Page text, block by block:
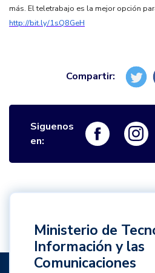
más. El teletrabajo es la mejor opción
http://bit.ly/1sQ8GeH
Siguenos
en:
Logo
Ministerio de
Información y las
Comunicaciones